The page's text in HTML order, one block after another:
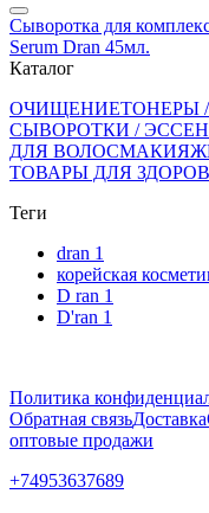
Сыворотка для
Serum Dran 45мл.
Каталог
ОЧИЩЕНИЕТОНЕРЫ
СЫВОРОТКИ /
ДЛЯ ВОЛОСМАКИЯЖ
ТОВАРЫ ДЛЯ
Теги
dran 1
корейская
D ran 1
D'ran 1
Политика
Обратная связьДоставка
оптовые продажи
+74953637689